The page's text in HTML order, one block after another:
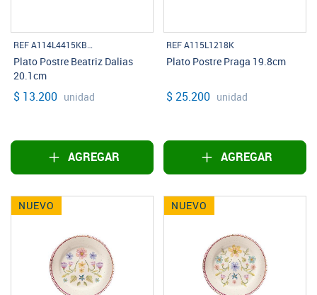
REF A114L4415KBLISTA
Plato Postre Beatriz Dalias
20.1cm
$ 13.200 unidad
AGREGAR
REF A115L1218K
Plato Postre Praga 19.8cm
$ 25.200 unidad
AGREGAR
NUEVO NUEVO